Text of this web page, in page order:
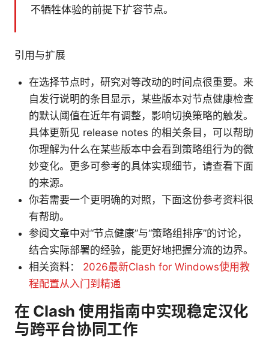
不牺牲体验的前提下扩容节点。
引用与扩展
在选择节点时，研究对等改动的时间点很重要。来
自发行说明的条目显示，某些版本对节点健康检查
的默认阈值在近年有调整，影响切换策略的触发。
具体更新见 release notes 的相关条目，可以帮助
你理解为什么在某些版本中会看到策略组行为的微
妙变化。更多可参考的具体实现细节，请查看下面
的来源。
你若需要一个更明确的对照，下面这份参考资料很
有帮助。
参阅文章中对“节点健康”与“策略组排序”的讨论，
结合实际部署的经验，能更好地把握分流的边界。
相关资料： 2026最新Clash for Windows使用教
程配置从入门到精通
在 Clash 使用指南中实现稳定汉化
与跨平台协同工作